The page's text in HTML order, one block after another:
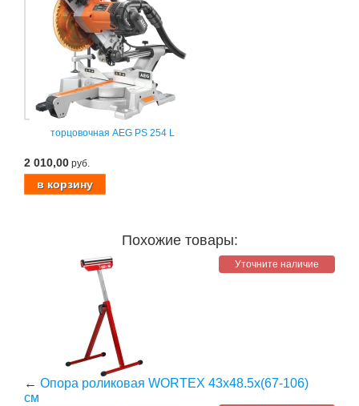
торцовочная AEG PS 254 L
2 010,00 руб.
Похожие товары:
Уточните наличие
← Опора роликовая WORTEX 43x48.5x(67-106)
см